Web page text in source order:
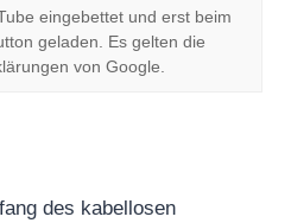
eingebettet und erst beim
geladen. Es gelten die
von Google.
des kabellosen